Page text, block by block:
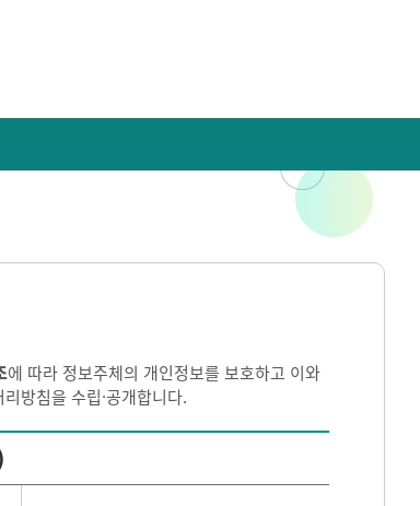
에 따라 정보주체의 개인정보를 보호하고 이와
방침을 수립·공개합니다.